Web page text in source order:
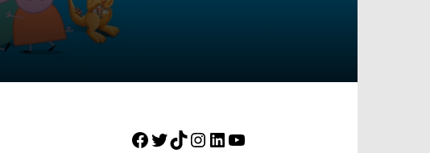
Facebook
Twitter
TikTok
Instagram
LinkedIn
YouTube